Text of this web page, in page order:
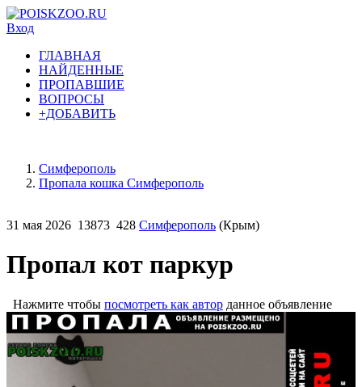
Вход
ГЛАВНАЯ
НАЙДЕННЫЕ
ПРОПАВШИЕ
ВОПРОСЫ
+ДОБАВИТЬ
Симферополь
Пропала кошка Симферополь
31 мая 2026 13873 428 Симферополь (Крым)
Пропал кот паркур
Нажмите чтобы посмотреть как автор данное объявление